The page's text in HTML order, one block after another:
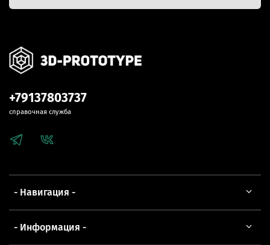
- Навигация -
- Информация -
+79137803737
справочная служба